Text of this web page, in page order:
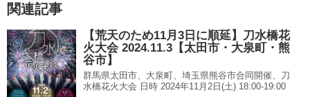
関連記事
【荒天のため11月3日に順延】刀水橋花
火大会 2024.11.3【太田市・大泉町・熊
谷市】
群馬県太田市、大泉町、埼玉県熊谷市合同開催、刀
水橋花火大会 日時 2024年11月2日(土) 18:00-19:00